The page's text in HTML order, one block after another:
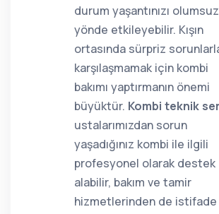
durum yaşantınızı olumsuz
yönde etkileyebilir. Kışın
ortasında sürpriz
karşılaşmamak için kombi
bakımı yaptırmanın önemi
büyüktür. Kombi teknik
ustalarımızdan sorun
yaşadığınız kombi ile ilgili
profesyonel olarak destek
alabilir, bakım ve tamir
hizmetlerinden de istifade